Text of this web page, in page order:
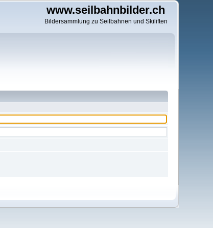
www.seilbahnbilder.ch
Bildersammlung zu Seilbahnen und Skiliften